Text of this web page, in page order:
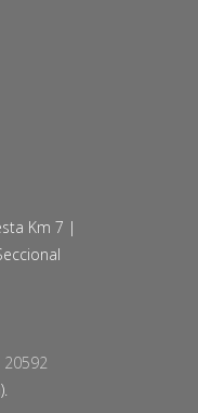
Km 7 |
20592